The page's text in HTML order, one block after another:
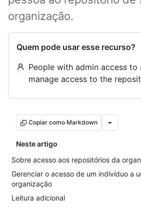
organização.
Quem pode usar esse recurso?
People with admin access
manage access to the
Copiar como Markdown
Neste artigo
Sobre acesso aos repositórios da
Gerenciar o acesso de um indivíduo a
organização
Leitura adicional